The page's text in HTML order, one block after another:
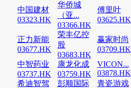
中国建材
03323.HK
华侨城
（亚...
03366.HK
傅里叶
03625.HK
正力新能
03677.HK
荣丰亿控
股
03683.HK
赢家时尚
03709.HK
中智药业
03737.HK
康龙化成
03759.HK
VICON...
03878.HK
希迪智驾
彭顺国际
青瓷游戏